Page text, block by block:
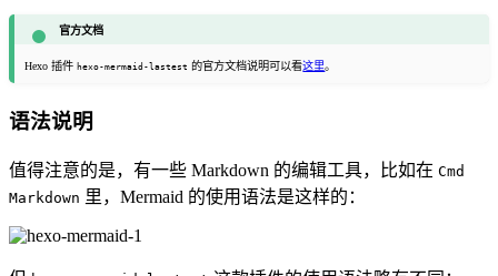
官方文档
Hexo 插件hexo-mermaid-lastest 的官方文档说明可以看这里。
语法说明
值得注意的是，有一些 Markdown 的编辑工具，比如在 Cmd
Markdown 里，Mermaid 的使用语法是这样的：